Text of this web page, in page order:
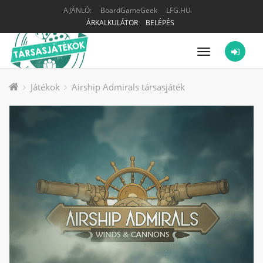
AJÁNLÓ: BoardGameGeek
LFG.HU
ÁRKALKULÁTOR
BELÉPÉS
Menü
Játékok Airship Admirals társasjáték